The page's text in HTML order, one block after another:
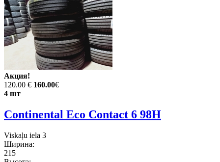
Акция!
120.00 € 160.00€
4 шт
Continental Eco Contact 6 98H
Viskaļu iela 3
Ширина:
215